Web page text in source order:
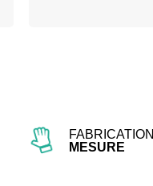
FABRICATION
MESURE